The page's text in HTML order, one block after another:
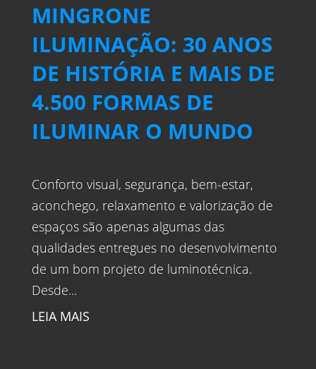
MINGRONE
ILUMINAÇÃO: 30 ANOS
DE HISTÓRIA E MAIS DE
4.500 FORMAS DE
ILUMINAR O MUNDO
Conforto visual, segurança, bem-estar,
aconchego, relaxamento e valorização de
espaços são apenas algumas das
qualidades entregues no desenvolvimento
de um bom projeto de luminotécnica.
Desde...
LEIA MAIS